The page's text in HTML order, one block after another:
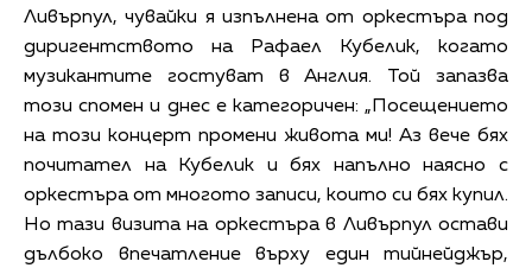
Ливърпул, чувайки я изпълнена от оркестъра под
диригентството на Рафаел Кубелик, когато
музикантите гостуват в Англия. Той запазва
този спомен и днес е категоричен: „Посещението
на този концерт промени живота ми! Аз вече бях
почитател на Кубелик и бях напълно наясно с
оркестъра от многото записи, които си бях купил.
Но тази визита на оркестъра в Ливърпул остави
дълбоко впечатление върху един тийнейджър,